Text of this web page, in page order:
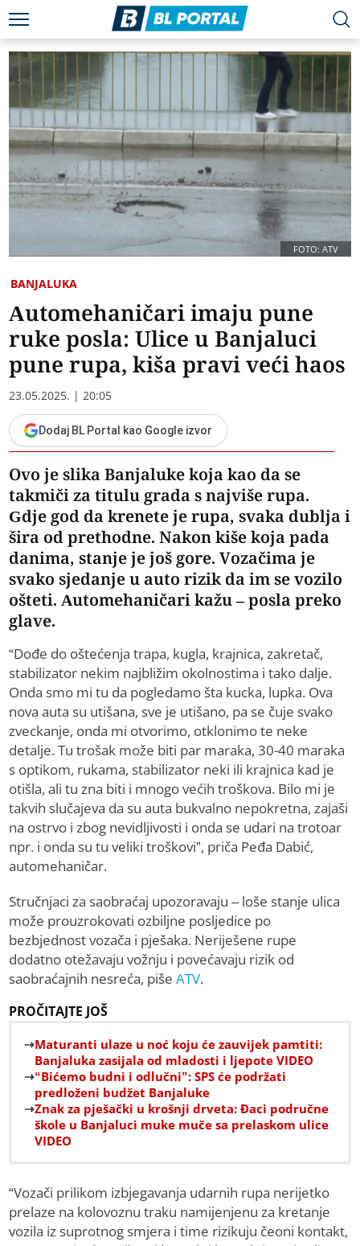
FOTO: ATV
BANJALUKA
Automehaničari imaju pune
ruke posla: Ulice u Banjaluci
pune rupa, kiša pravi veći haos
23.05.2025. | 20:05
Dodaj BL Portal kao Google izvor
Ovo je slika Banjaluke koja kao da se
takmiči za titulu grada s najviše rupa.
Gdje god da krenete je rupa, svaka dublja i
šira od prethodne. Nakon kiše koja pada
danima, stanje je još gore. Vozačima je
svako sjedanje u auto rizik da im se vozilo
ošteti. Automehaničari kažu – posla preko
glave.
“Dođe do oštećenja trapa, kugla, krajnica, zakretač,
stabilizator nekim najbližim okolnostima i tako dalje.
Onda smo mi tu da pogledamo šta kucka, lupka. Ova
nova auta su utišana, sve je utišano, pa se čuje svako
zveckanje, onda mi otvorimo, otklonimo te neke
detalje. Tu trošak može biti par maraka, 30-40 maraka
s optikom, rukama, stabilizator neki ili krajnica kad je
otišla, ali tu zna biti i mnogo većih troškova. Bilo mi je
takvih slučajeva da su auta bukvalno nepokretna, zajaši
na ostrvo i zbog nevidljivosti i onda se udari na trotoar
npr. i onda su tu veliki troškovi”, priča Peđa Dabić,
automehaničar.
Stručnjaci za saobraćaj upozoravaju – loše stanje ulica
može prouzrokovati ozbiljne posljedice po
bezbjednost vozača i pješaka. Neriješene rupe
dodatno otežavaju vožnju i povećavaju rizik od
saobraćajnih nesreća, pišeATV.
PROČITAJTE JOŠ
Maturanti ulaze u noć koju će zauvijek pamtiti:
Banjaluka zasijala od mladosti i ljepote VIDEO
“Bićemo budni i odlučni”: SPS će podržati
predloženi budžet Banjaluke
Znak za pješački u krošnji drveta: Đaci područne
škole u Banjaluci muke muče sa prelaskom ulice
VIDEO
“Vozači prilikom izbjegavanja udarnih rupa nerijetko
prelaze na kolovoznu traku namijenjenu za kretanje
vozila iz suprotnog smjera i time rizikuju čeoni kontakt,